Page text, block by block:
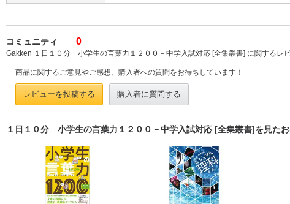
コミュニティ 0
Gakken １日１０分 小学生の言葉力１２００－中学入試対応 [全集叢書] に関するレ
商品に関するご意見やご感想、購入者への質問をお待ちしています！
レビューを投稿する 購入者に質問する
１日１０分 小学生の言葉力１２００－中学入試対応 [全集叢書]を見た